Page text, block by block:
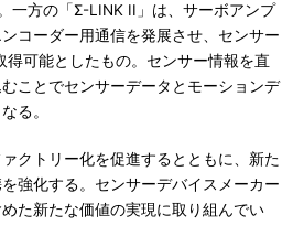
一方の「Σ-LINK II」は、サーボアンプ
コーダー用通信を発展させ、センサー
得可能としたもの。センサー情報を直
ことでセンサーデータとモーションデ
る。
クトリー化を促進するとともに、新た
強化する。センサーデバイスメーカー
た新たな価値の実現に取り組んでい